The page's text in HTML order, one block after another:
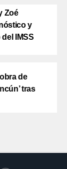
Zoé
y
IMSS
de
tras